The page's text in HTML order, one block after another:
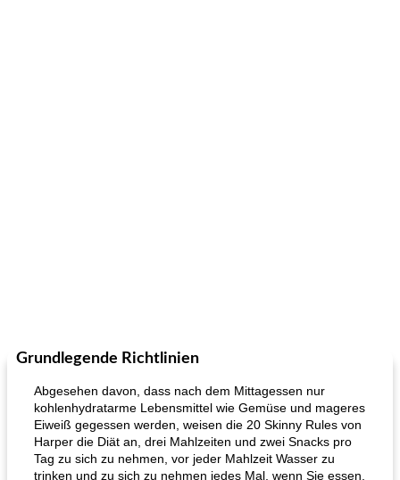
Grundlegende Richtlinien
Abgesehen davon, dass nach dem Mittagessen nur
kohlenhydratarme Lebensmittel wie Gemüse und mageres
Eiweiß gegessen werden, weisen die 20 Skinny Rules von
Harper die Diät an, drei Mahlzeiten und zwei Snacks pro
Tag zu sich zu nehmen, vor jeder Mahlzeit Wasser zu
trinken und zu sich zu nehmen jedes Mal, wenn Sie essen,